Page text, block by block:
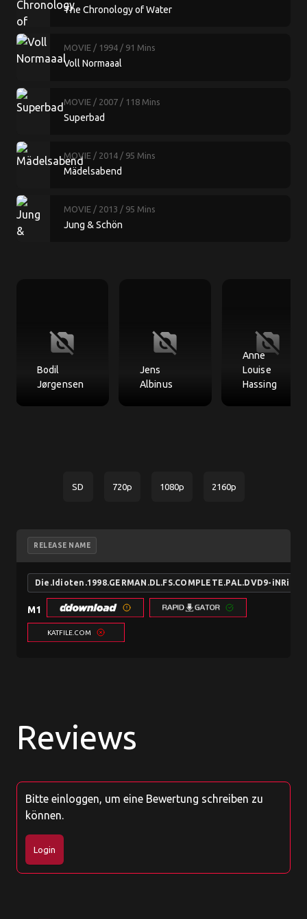
The Chronology of Water
MOVIE / 1994 / 91 Mins
Voll Normaaal
MOVIE / 2007 / 118 Mins
Superbad
MOVIE / 2014 / 95 Mins
Mädelsabend
MOVIE / 2013 / 95 Mins
Jung & Schön
no_photography
Bodil
Jørgensen
no_photography
Jens
Albinus
no_photography
Anne
Louise
Hassing
SD 720p 1080p 2160p
RELEASE NAME
Die.Idioten.1998.GERMAN.DL.FS.COMPLETE.PAL.DVD9-iNRi
M1
KATFILE.COM
Reviews
Bitte einloggen, um eine Bewertung schreiben zu
können.
Login